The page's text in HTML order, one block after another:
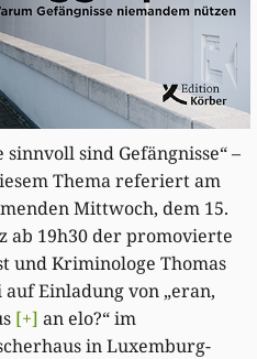
sinnvoll sind Gefängnisse“ –
Thema referiert am
Mittwoch, dem 15.
ab 19h30 der promovierte
und Kriminologe Thomas
auf Einladung von „eran,
[+] an elo?“ im
in Luxemburg-